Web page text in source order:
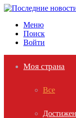
Меню
Поиск
Войти
Моя страна
Все